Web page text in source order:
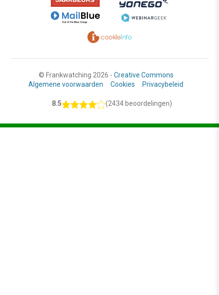
© Frankwatching 2026 - Creative Commons
Algemene voorwaarden
Cookies Privacybeleid
8.5 (2434 beoordelingen)